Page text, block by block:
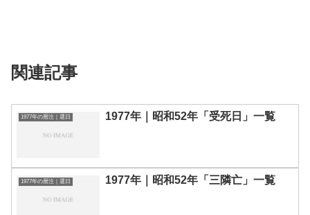
関連記事
1977年の暦注｜選日 1977年｜昭和52年「受死日」一覧
1977年の暦注｜選日 1977年｜昭和52年「三隣亡」一覧